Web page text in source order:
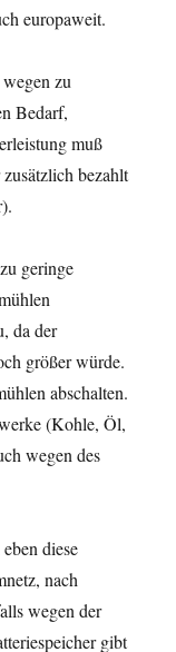
europaweit.
zu
Bedarf,
muß
bezahlt
geringe
da der
größer würde.
abschalten.
(Kohle, Öl,
wegen des
diese
nach
wegen der
gibt